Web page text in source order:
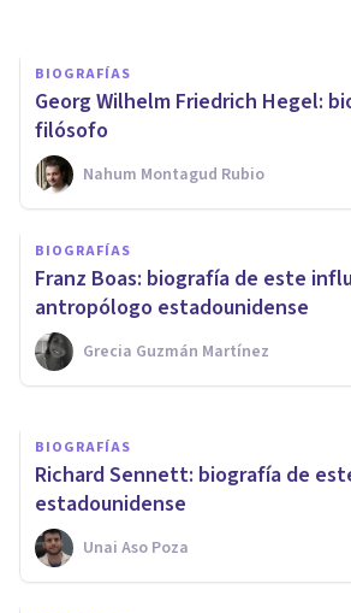
BIOGRAFÍAS
Georg Wilhelm Friedrich Hegel:
filósofo
Nahum Montagud Rubio
BIOGRAFÍAS
Franz Boas: biografía de este
antropólogo estadounidense
Grecia Guzmán Martínez
Leon Festinger:
este psicólogo social
Nahum Montagud Rubio
BIOGRAFÍAS
Richard Sennett: biografía de
estadounidense
Unai Aso Poza